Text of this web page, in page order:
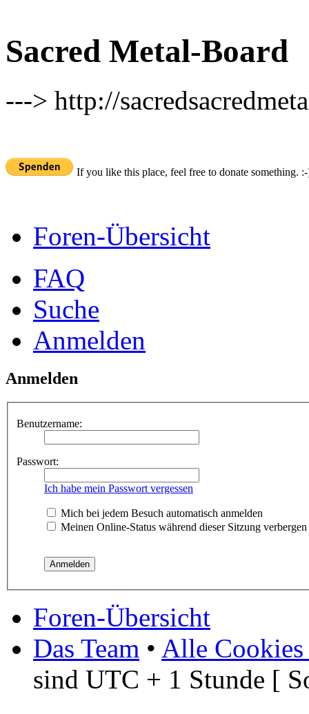
Sacred Metal-Board
---> http://
If you like this place, feel free to donate something.
Foren-Übersicht
FAQ
Suche
Anmelden
Anmelden
Benutzername:
Passwort:
Ich habe mein Passwort vergessen
Mich bei jedem Besuch automatisch anmelden
Meinen Online-Status während dieser Sitzung verbergen
Foren-Übersicht
Das Team • Alle Cookies
sind UTC + 1 Stunde [